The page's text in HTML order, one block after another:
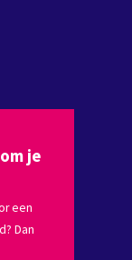
je
een
Dan